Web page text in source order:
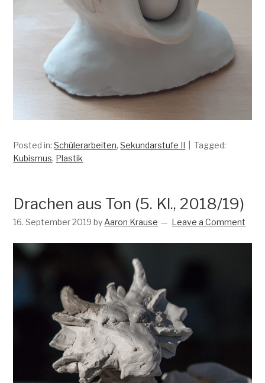
Posted in:Schülerarbeiten,Sekundarstufe II
Tagged:
Kubismus, Plastik
Drachen aus Ton (5. Kl., 2018/19)
16. September 2019 by Aaron Krause Leave a Comment